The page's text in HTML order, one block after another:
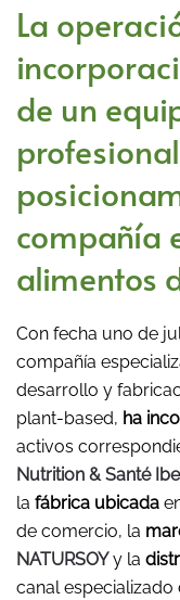
La
de un
compañía
alimentos
Con fecha uno de
compañía
desarrollo y
plant-based, ha
activos
Nutrition & Santé
la fábrica ubicada
de comercio, la
NATURSOY y la
canal especializado